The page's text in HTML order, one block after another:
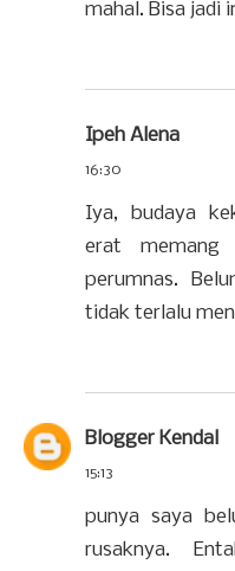
mahal. Bisa jadi
Ipeh Alena
16:30
Iya, budaya
erat
perumnas.
tidak terlalu
Blogger Kendal
15:13
punya saya
rusaknya.